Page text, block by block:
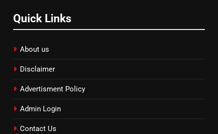
Quick Links
About us
Disclaimer
Advertisment Policy
Admin Login
Contact Us